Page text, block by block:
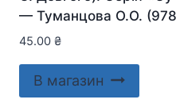
— Туманцова О.О.
45.00 ₴
В магазин